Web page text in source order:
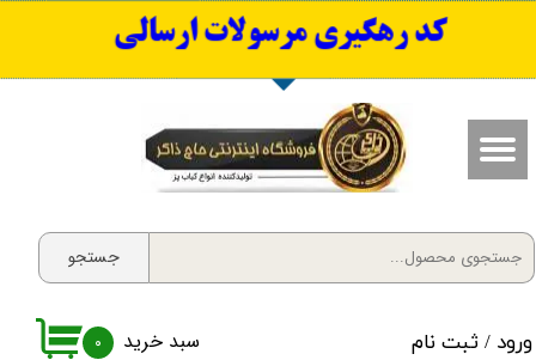
ورود / ثبت نام
حساب کاربری من
سفارشات
۰
جستجو
​کد رهگیری مرسولات ارسالی
سبد خرید